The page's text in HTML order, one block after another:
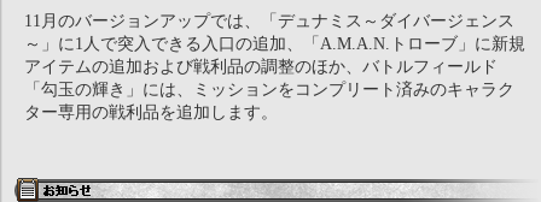
11月のバージョンアップでは、「デュナミス～ダイバージェンス
～」に1人で突入できる入口の追加、「A.M.A.N.トローブ」に新規
アイテムの追加および戦利品の調整のほか、バトルフィールド
「勾玉の輝き」には、ミッションをコンプリート済みのキャラク
ター専用の戦利品を追加します。